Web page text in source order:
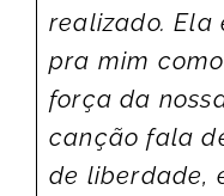
realizado. Ela
pra mim
força da
canção fala
de liberdade,